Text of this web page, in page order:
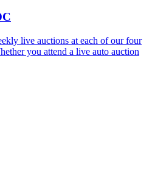
live auctions at each of our four
you attend a live auto auction